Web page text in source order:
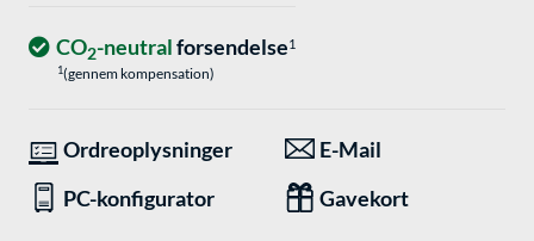
CO2-neutralforsendelse1
1(gennem kompensation)
Ordreoplysninger
E-Mail
PC-konfigurator
Gavekort